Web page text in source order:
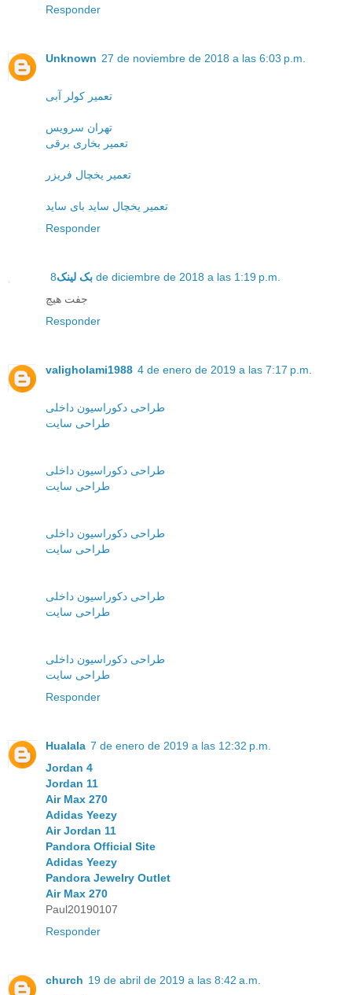
Responder
Unknown 27 de noviembre de 2018 a las 6:03 p.m.
تعمیر کولر آبی
تهران سرویس
تعمیر بخاری برقی
تعمیر یخچال فریزر
تعمیر یخچال ساید بای ساید
Responder
بک لینک 8 de diciembre de 2018 a las 1:19 p.m.
جفت هیچ
Responder
valigholami1988 4 de enero de 2019 a las 7:17 p.m.
طراحی دکوراسیون داخلی
طراحی سایت
طراحی دکوراسیون داخلی
طراحی سایت
طراحی دکوراسیون داخلی
طراحی سایت
طراحی دکوراسیون داخلی
طراحی سایت
طراحی دکوراسیون داخلی
طراحی سایت
Responder
Hualala 7 de enero de 2019 a las 12:32 p.m.
Jordan 4
Jordan 11
Air Max 270
Adidas Yeezy
Air Jordan 11
Pandora Official Site
Adidas Yeezy
Pandora Jewelry Outlet
Air Max 270
Paul20190107
Responder
church 19 de abril de 2019 a las 8:42 a.m.